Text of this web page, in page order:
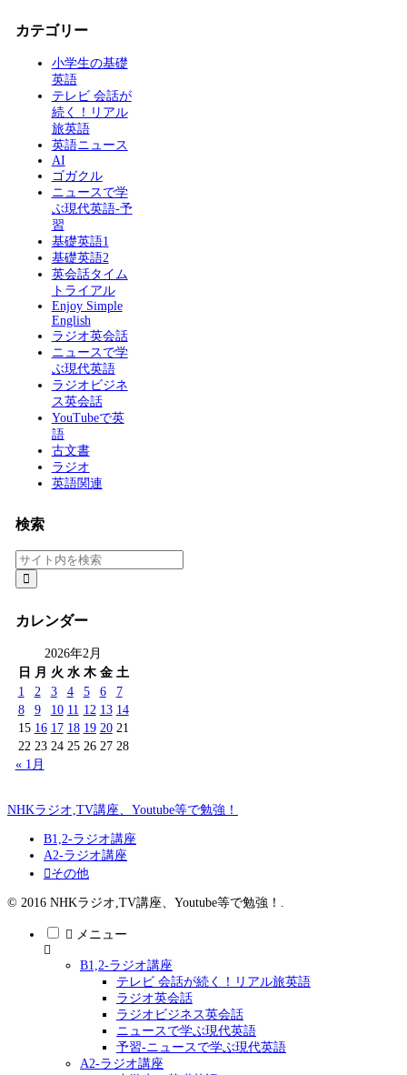
カテゴリー
小学生の基礎
英語
テレビ 会話が
続く！リアル
旅英語
英語ニュース
AI
ゴガクル
ニュースで学
ぶ現代英語-予
習
基礎英語1
基礎英語2
英会話タイム
トライアル
Enjoy Simple
English
ラジオ英会話
ニュースで学
ぶ現代英語
ラジオビジネ
ス英会話
YouTubeで英
語
古文書
ラジオ
英語関連
検索
カレンダー
2026年2月
日 月 火 水 木 金 土
1
2 3 4 5 6
7
8
9 10 11 12 13 14
15 16 17 18 19 20 21
22 23 24 25 26 27 28
« 1月
NHKラジオ,TV講座、Youtube等で勉強！
B1,2-ラジオ講座
A2-ラジオ講座
その他
© 2016 NHKラジオ,TV講座、Youtube等で勉強！.
メニュー
B1,2-ラジオ講座
テレビ 会話が続く！リアル旅英語
ラジオ英会話
ラジオビジネス英会話
ニュースで学ぶ現代英語
予習-ニュースで学ぶ現代英語
A2-ラジオ講座